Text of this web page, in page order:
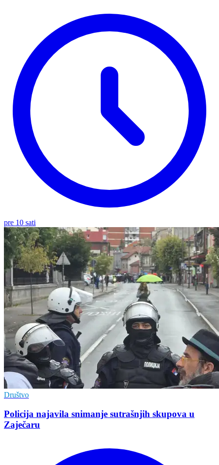
pre 10 sati
Društvo
Policija najavila snimanje sutrašnjih skupova u
Zaječaru